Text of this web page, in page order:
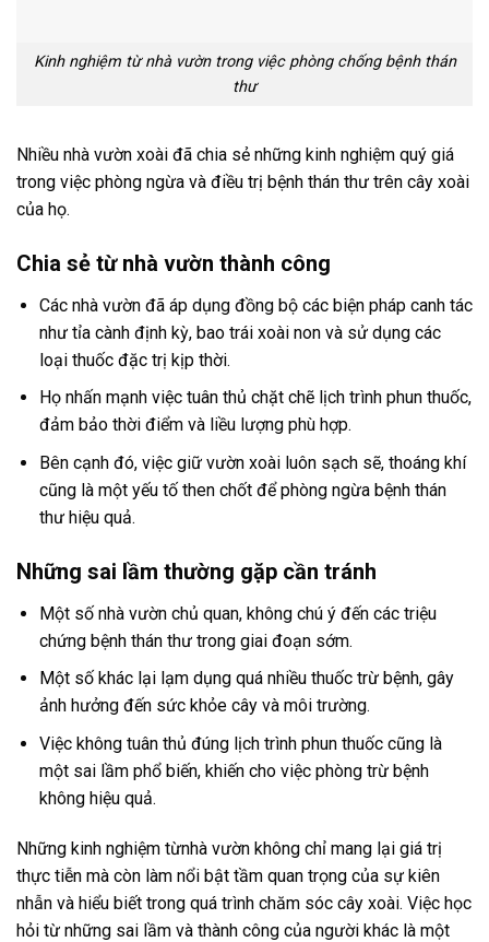
Kinh nghiệm từ nhà vườn trong việc phòng chống bệnh thán
thư
Nhiều nhà vườn xoài đã chia sẻ những kinh nghiệm quý giá
trong việc phòng ngừa và điều trị bệnh thán thư trên cây xoài
của họ.
Chia sẻ từ nhà vườn thành công
Các nhà vườn đã áp dụng đồng bộ các biện pháp canh tác
như tỉa cành định kỳ, bao trái xoài non và sử dụng các
loại thuốc đặc trị kịp thời.
Họ nhấn mạnh việc tuân thủ chặt chẽ lịch trình phun thuốc,
đảm bảo thời điểm và liều lượng phù hợp.
Bên cạnh đó, việc giữ vườn xoài luôn sạch sẽ, thoáng khí
cũng là một yếu tố then chốt để phòng ngừa bệnh thán
thư hiệu quả.
Những sai lầm thường gặp cần tránh
Một số nhà vườn chủ quan, không chú ý đến các triệu
chứng bệnh thán thư trong giai đoạn sớm.
Một số khác lại lạm dụng quá nhiều thuốc trừ bệnh, gây
ảnh hưởng đến sức khỏe cây và môi trường.
Việc không tuân thủ đúng lịch trình phun thuốc cũng là
một sai lầm phổ biến, khiến cho việc phòng trừ bệnh
không hiệu quả.
Những kinh nghiệm từnhà vườn không chỉ mang lại giá trị
thực tiễn mà còn làm nổi bật tầm quan trọng của sự kiên
nhẫn và hiểu biết trong quá trình chăm sóc cây xoài. Việc học
hỏi từ những sai lầm và thành công của người khác là một